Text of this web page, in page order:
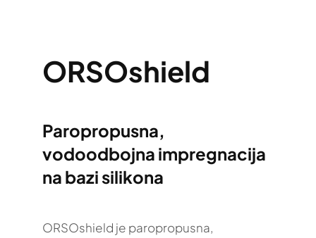
ORSOshield
Paropropusna,
vodoodbojna impregnacija
na bazi silikona
ORSOshield je paropropusna,